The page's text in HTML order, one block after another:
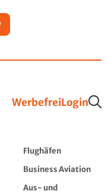
WerbefreiLogin
Flughäfen
Business Aviation
Aus- und